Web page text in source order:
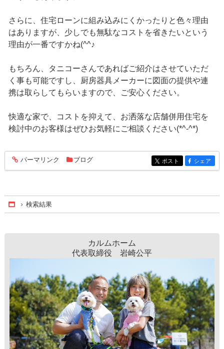
さらに、住宅ローンに組み込みにくかったりと色々理由
はありますが、少しでも無駄なコストを省きたいという
理由が一番ですかね(^^♪
もちろん、タニコーさんであればご紹介はさせていただ
く事も可能ですし、厨房器具メーカーに図面の提供や連
携は取らしてもらいますので、ご安心ください。
快適な家で、コストを抑えて、お洒落な店舗併用住宅を
検討中のお客様はぜひお気軽にご相談ください(*^-^*)
entry432
パーマリンク ブログ entry432
ポスト entry432
シェア
Home
検索結果
カルムホーム
代表取締役 岩崎公平